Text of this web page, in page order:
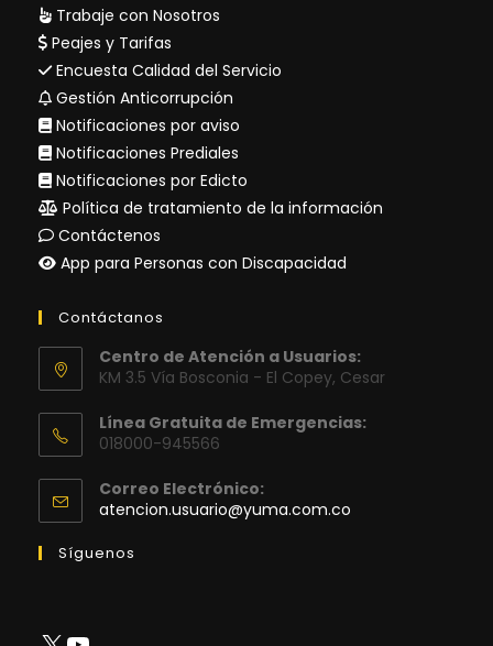
Trabaje con Nosotros
Peajes y Tarifas
Encuesta Calidad del Servicio
Gestión Anticorrupción
Notificaciones por aviso
Notificaciones Prediales
Notificaciones por Edicto
Política de tratamiento de la información
Contáctenos
App para Personas con Discapacidad
Contáctanos
Centro de Atención a Usuarios:
KM 3.5 Vía Bosconia - El Copey, Cesar
Línea Gratuita de Emergencias:
018000-945566
Correo Electrónico:
atencion.usuario@yuma.com.co
Síguenos